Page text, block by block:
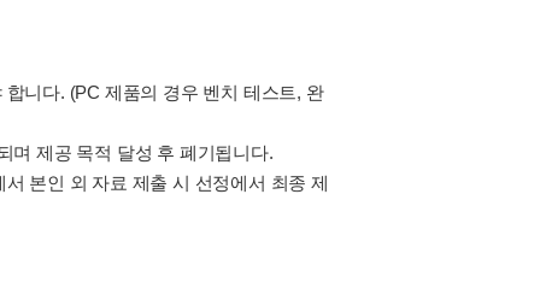
니다. (PC 제품의 경우 벤치 테스트, 완
며 제공 목적 달성 후 폐기됩니다.
본인 외 자료 제출 시 선정에서 최종 제